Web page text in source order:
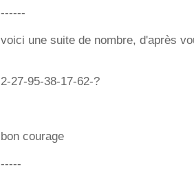
------
voici une suite de nombre, d'après
2-27-95-38-17-62-?
bon courage
-----